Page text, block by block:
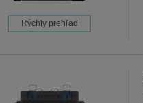
Rýchly prehľad